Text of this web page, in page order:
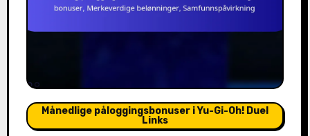
Månedlige påloggingsbonuser i Yu-Gi-Oh! Duel
Links